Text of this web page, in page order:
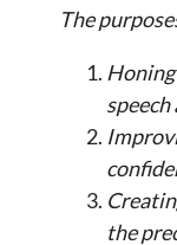
The
the